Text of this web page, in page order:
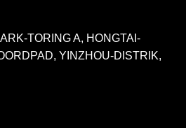
TORING A, HONGTAI-
YINZHOU-DISTRIK,